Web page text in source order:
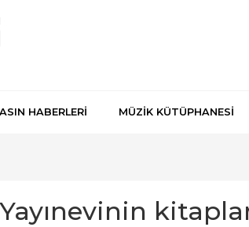
HABERLERİ MÜZİK KÜTÜPHANESİ